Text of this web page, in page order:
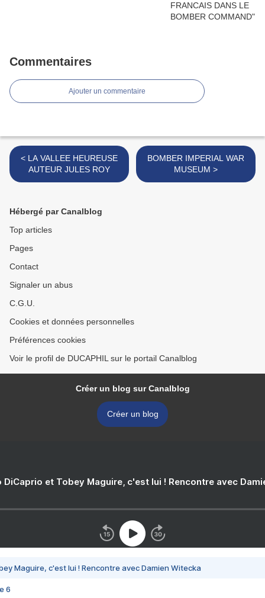
Commentaires
Ajouter un commentaire
< LA VALLEE HEUREUSE
AUTEUR JULES ROY
BOMBER IMPERIAL WAR
MUSEUM >
Hébergé par Canalblog
Top articles
Pages
Contact
Signaler un abus
C.G.U.
Cookies et données personnelles
Préférences cookies
Voir le profil de DUCAPHIL sur le portail Canalblog
Créer un blog sur Canalblog
Créer un blog
DiCaprio et Tobey Maguire, c'est lui ! Rencontre avec
Maguire, c'est lui ! Rencontre avec Damien Witecka
6